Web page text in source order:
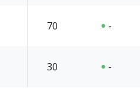
70 -
30 -